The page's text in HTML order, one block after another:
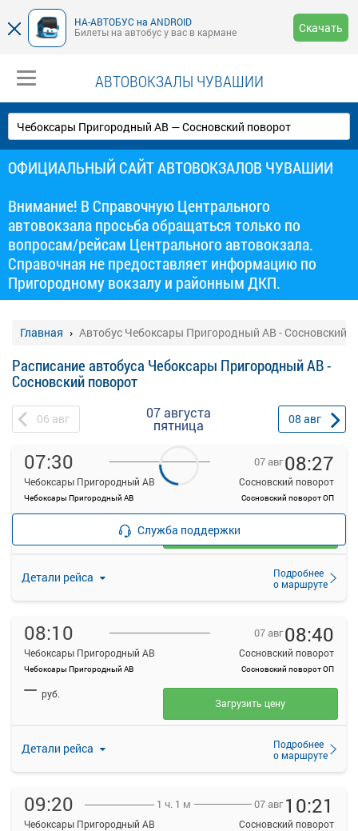
НА-АВТОБУС на ANDROID
Билеты на автобус у вас в кармане
Скачать
АВТОВОКЗАЛЫ ЧУВАШИИ
ОФИЦИАЛЬНЫЙ САЙТ АВТОВОКЗАЛОВ ЧУВАШИИ
Внимание! В Справочную Центрального
автовокзала просьба обращаться только по
вопросам/рейсам Центрального автовокзала.
Справочная не предоставляет информацию по
Пригородному вокзалу и районным ДКП.
Главная Автобус Чебоксары Пригородный АВ - Сосновский
Расписание автобуса Чебоксары Пригородный АВ -
Сосновский поворот
06 авг 07 августа
пятница 08 авг
07:30
Чебоксары Пригородный АВ
Чебоксары Пригородный АВ
07 авг08:27
Сосновский поворот
Сосновский поворот ОП
Детали рейса
Подробнее
о маршруте
—
Загрузить цену
08:10
Чебоксары Пригородный АВ
Чебоксары Пригородный АВ
07 авг08:40
Сосновский поворот
Сосновский поворот ОП
Детали рейса
Подробнее
о маршруте
— руб.
Загрузить цену
09:20
Чебоксары Пригородный АВ
1 ч. 1 м 07 авг 10:21
Сосновский поворот
Служба поддержки